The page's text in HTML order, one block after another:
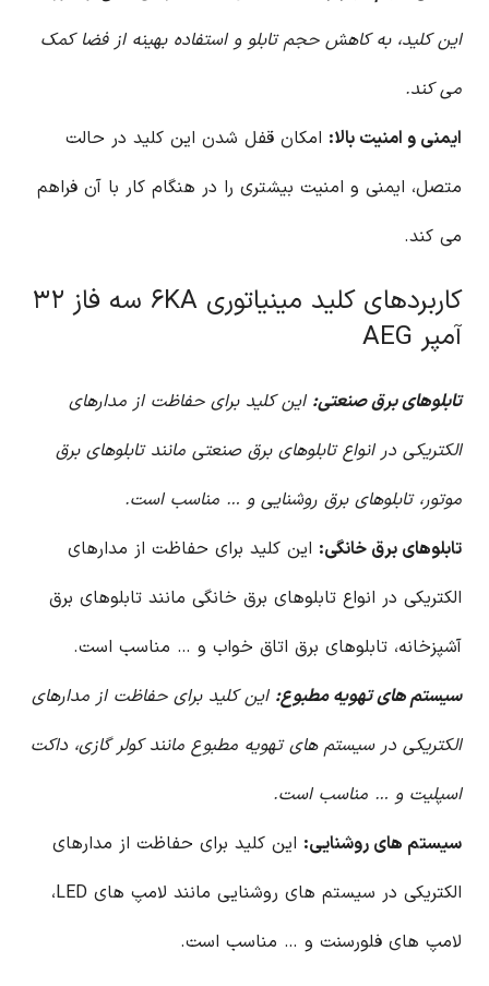
این کلید، به کاهش حجم تابلو و استفاده بهینه از فضا کمک
می کند.
ایمنی و امنیت بالا: امکان قفل شدن این کلید در حالت
متصل، ایمنی و امنیت بیشتری را در هنگام کار با آن فراهم
می کند.
کاربردهای کلید مینیاتوری ۶KA سه فاز ۳۲
آمپر AEG
تابلوهای برق صنعتی: این کلید برای حفاظت از مدارهای
الکتریکی در انواع تابلوهای برق صنعتی مانند تابلوهای برق
موتور، تابلوهای برق روشنایی و … مناسب است.
تابلوهای برق خانگی: این کلید برای حفاظت از مدارهای
الکتریکی در انواع تابلوهای برق خانگی مانند تابلوهای برق
آشپزخانه، تابلوهای برق اتاق خواب و … مناسب است.
سیستم های تهویه مطبوع: این کلید برای حفاظت از مدارهای
الکتریکی در سیستم های تهویه مطبوع مانند کولر گازی، داکت
اسپلیت و … مناسب است.
سیستم های روشنایی: این کلید برای حفاظت از مدارهای
الکتریکی در سیستم های روشنایی مانند لامپ های LED،
لامپ های فلورسنت و … مناسب است.